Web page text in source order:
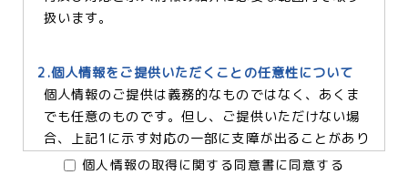
扱います。
2.個人情報をご提供いただくことの任意性について
個人情報のご提供は義務的なものではなく、あくま
でも任意のものです。但し、ご提供いただけない場
合、上記1に示す対応の一部に支障が出ることがあり
ますので、予めご了承ください。
個人情報の取得に関する同意書に同意する